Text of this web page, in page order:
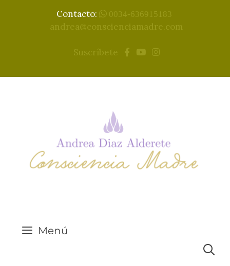
Contacto: 0034-636915183
andrea@conscienciamadre.com
Suscríbete
Menú